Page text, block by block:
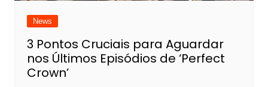
News
3 Pontos Cruciais para Aguardar
nos Últimos Episódios de ‘Perfect
Crown’